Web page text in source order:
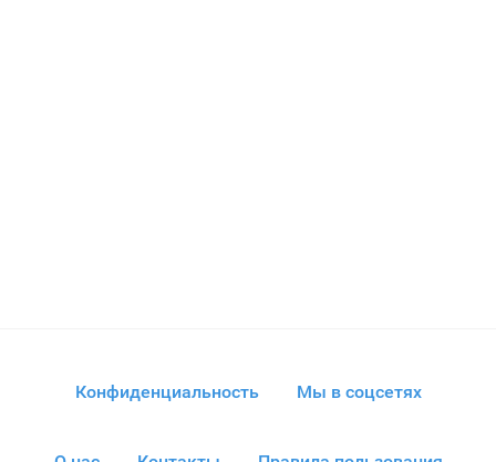
Конфиденциальность Мы в соцсетях